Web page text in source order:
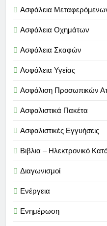
Ασφάλεια
Ασφάλεια Οχημάτων
Ασφάλεια Σκαφών
Ασφάλεια Υγείας
Ασφάλιση Προσωπικών
Ασφαλιστικά Πακέτα
Ασφαλιστικές Εγγυήσεις
Βιβλια – Ηλεκτρονικό
Διαγωνισμοί
Ενέργεια
Ενημέρωση